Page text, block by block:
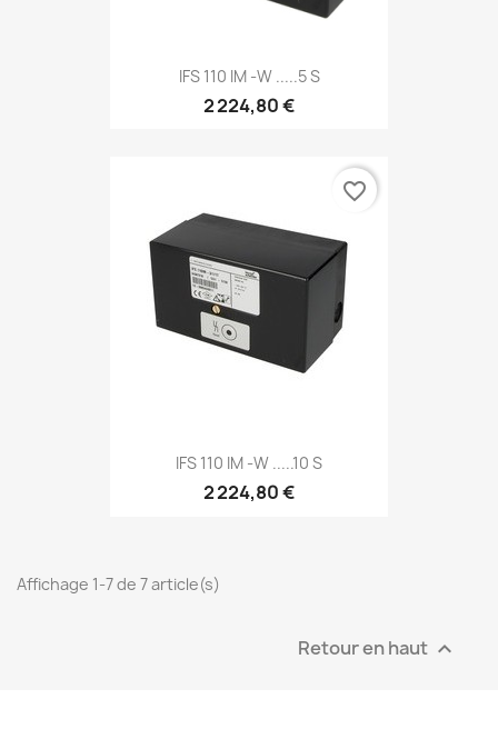
IFS 110 IM -W .....5 S
2 224,80 €
IFS 110 IM -W .....10 S
2 224,80 €
favorite_border
Affichage 1-7 de 7 article(s)
Retour en haut 